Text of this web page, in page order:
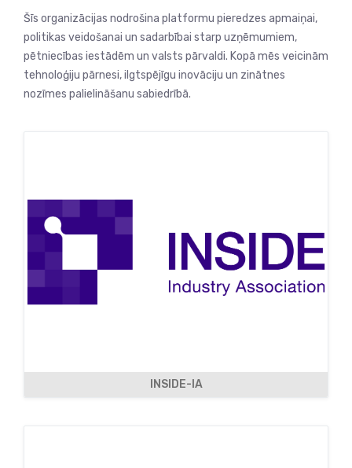
Šīs organizācijas nodrošina platformu pieredzes apmaiņai,
politikas veidošanai un sadarbībai starp uzņēmumiem,
pētniecības iestādēm un valsts pārvaldi. Kopā mēs veicinām
tehnoloģiju pārnesi, ilgtspējīgu inovāciju un zinātnes
nozīmes palielināšanu sabiedrībā.
INSIDE-IA